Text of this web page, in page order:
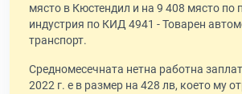
място в Кюстендил и на 9 408 място по
индустрия по КИД 4941 - Товарен
транспорт.
Средномесечната нетна работна
2022 г. е в размер на 428 лв, което му